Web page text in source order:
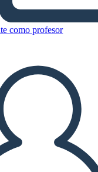
como profesor
de